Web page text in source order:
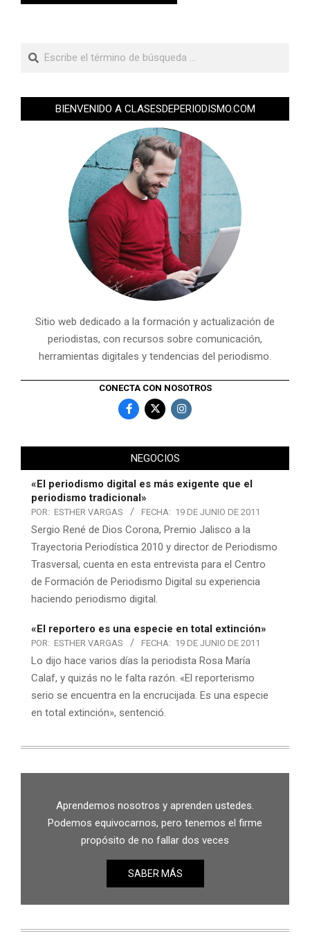
BIENVENIDO A CLASESDEPERIODISMO.COM
Sitio web dedicado a la formación y actualización de
periodistas, con recursos sobre comunicación,
herramientas digitales y tendencias del periodismo.
CONECTA CON NOSOTROS
NEGOCIOS
«El periodismo digital es más exigente que el
periodismo tradicional»
POR: ESTHER VARGAS FECHA: 19 DE JUNIO DE 2011
Sergio René de Dios Corona, Premio Jalisco a la
Trayectoria Periodística 2010 y director de Periodismo
Trasversal, cuenta en esta entrevista para el Centro
de Formación de Periodismo Digital su experiencia
haciendo periodismo digital.
«El reportero es una especie en total extinción»
POR: ESTHER VARGAS FECHA: 19 DE JUNIO DE 2011
Lo dijo hace varios días la periodista Rosa María
Calaf, y quizás no le falta razón. «El reporterismo
serio se encuentra en la encrucijada. Es una especie
en total extinción», sentenció.
Aprendemos nosotros y aprenden ustedes.
Podemos equivocarnos, pero tenemos el firme
propósito de no fallar dos veces
SABER MÁS